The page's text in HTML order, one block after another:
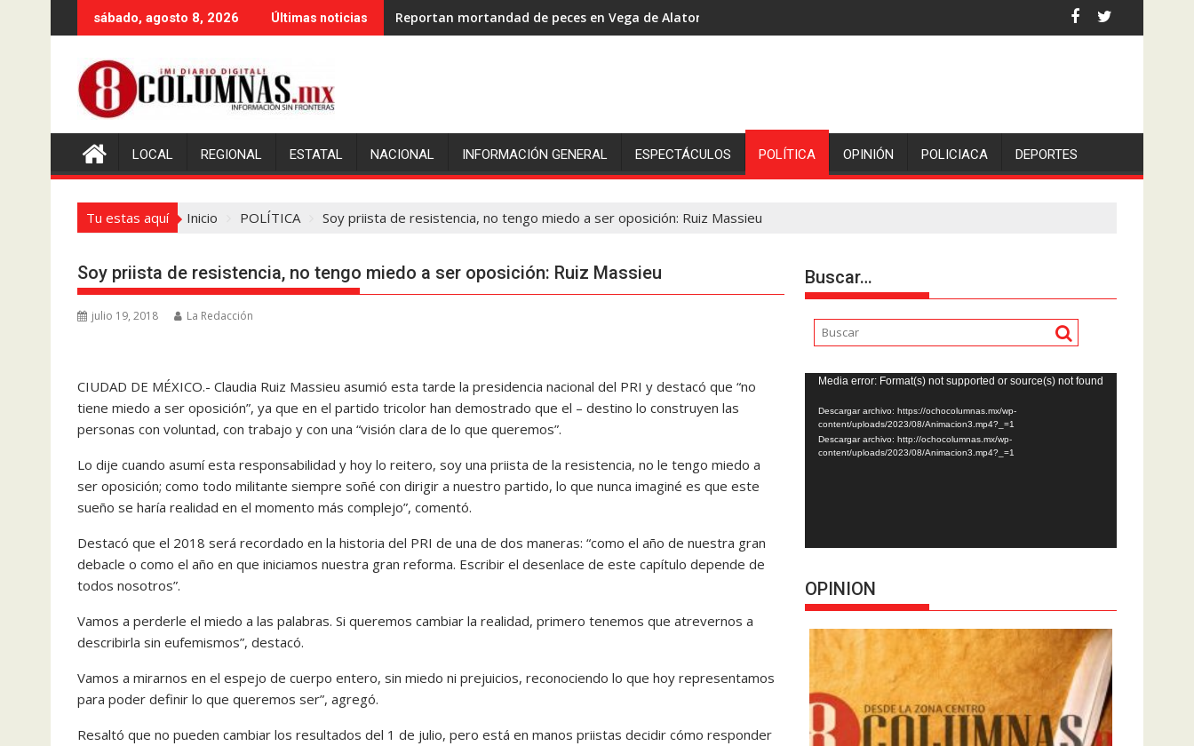
al
sábado, agosto 8, 2026 Últimas noticias Reportan mortandad de peces en Vega de Alatorre: pescadores piden escolleras para evitar nuevos casos
LOCAL REGIONAL ESTATAL NACIONAL INFORMACIÓN GENERAL ESPECTÁCULOS POLÍTICA OPINIÓN POLICIACA DEPORTES
Tu estas aquí Inicio POLÍTICA Soy priista de resistencia, no tengo miedo a ser oposición: Ruiz Massieu
Soy priista de resistencia, no tengo miedo a ser oposición: Ruiz Massieu
julio 19, 2018 La Redacción
CIUDAD DE MÉXICO.- Claudia Ruiz Massieu asumió esta tarde la presidencia nacional del PRI y destacó que “no
tiene miedo a ser oposición”, ya que en el partido tricolor han demostrado que el – destino lo construyen las
personas con voluntad, con trabajo y con una “visión clara de lo que queremos”.
Lo dije cuando asumí esta responsabilidad y hoy lo reitero, soy una priista de la resistencia, no le tengo miedo a
ser oposición; como todo militante siempre soñé con dirigir a nuestro partido, lo que nunca imaginé es que este
sueño se haría realidad en el momento más complejo”, comentó.
Destacó que el 2018 será recordado en la historia del PRI de una de dos maneras: “como el año de nuestra gran
debacle o como el año en que iniciamos nuestra gran reforma. Escribir el desenlace de este capítulo depende de
todos nosotros”.
Vamos a perderle el miedo a las palabras. Si queremos cambiar la realidad, primero tenemos que atrevernos a
describirla sin eufemismos”, destacó.
Vamos a mirarnos en el espejo de cuerpo entero, sin miedo ni prejuicios, reconociendo lo que hoy representamos
para poder definir lo que queremos ser”, agregó.
Resaltó que no pueden cambiar los resultados del 1 de julio, pero está en manos priistas decidir cómo responder
Buscar…
Reproductor
de
vídeo
Media error: Format(s) not supported or source(s) not found
Descargar archivo: https://ochocolumnas.mx/wp-
content/uploads/2023/08/Animacion3.mp4?_=1
Descargar archivo: http://ochocolumnas.mx/wp-
content/uploads/2023/08/Animacion3.mp4?_=1
OPINION